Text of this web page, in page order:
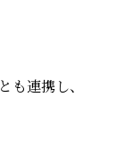
連携し、